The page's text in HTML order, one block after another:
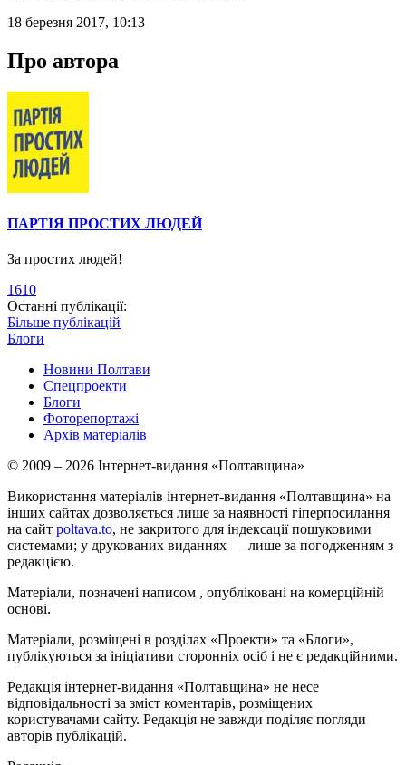
18 березня 2017, 10:13
Про автора
ПАРТІЯ ПРОСТИХ ЛЮДЕЙ
За простих людей!
1610
Останні публікації:
Більше публікацій
Блоги
Новини Полтави
Спецпроекти
Блоги
Фоторепортажі
Архів матеріалів
© 2009 – 2026 Інтернет-видання «Полтавщина»
Використання матеріалів інтернет-видання «Полтавщина» на
інших сайтах дозволяється лише за наявності гіперпосилання
на сайт poltava.to, не закритого для індексації пошуковими
системами; у друкованих виданнях — лише за погодженням з
редакцією.
Матеріали, позначені написом , опубліковані на комерційній
основі.
Матеріали, розміщені в розділах «Проекти» та «Блоги»,
публікуються за ініціативи сторонніх осіб і не є редакційними.
Редакція інтернет-видання «Полтавщина» не несе
відповідальності за зміст коментарів, розміщених
користувачами сайту. Редакція не завжди поділяє погляди
авторів публікацій.